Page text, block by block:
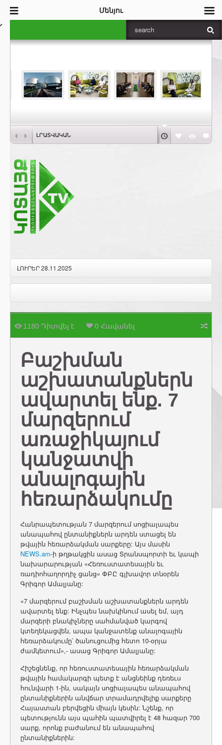
‹ › ԼՐԱՏՎԱԿԱՆ
ԼՈՒՐԵՐ 28.11.2025
1180 Դիտվել է 0 Հավանել
Բաշխման
աշխատանքներն
ավարտել ենք. 7
մարզերում
առաջիկայում
կանջատվի
անալոգային
հեռարձակումը
Հանրապետության 7 մարզերում սոցիալապես
անապահով ընտանիքներն արդեն ստացել են
թվային հեռարձակման սարքերը: Այս մասին
NEWS.am-ի թղթակցին ասաց Տրանսպորտի եւ կապի
նախարարության «Հեռուստատեսային եւ
ռադիոհաղորդիչ ցանց» ՓԲԸ գլխավոր տնօրեն
Գրիգոր Ամալյանը:
«7 մարզերում բաշխման աշխատանքներն արդեն
ավարտել ենք: Ինչպես նախկինում ասել եմ, այդ
մարզերի բնակիչները սահմանված կարգով
կտեղեկացվեն, ապա կանջատենք անալոգային
հեռարձակումը՝ ծանուցումից հետո 10-օրյա
ժամկետում»,- ասաց Գրիգոր Ամալյանը:
Հիշեցնենք, որ հեռուստատեսային հեռարձակման
թվային համակարգի պետք է անցնեինք դեռեւս
հունվարի 1-ին, սակայն սոցիալապես անապահով
ընտանիքներին անվճար տրամադրվելիք սարքերը
Հայաստան բերվեցին միայն կեսին: Նշենք, որ
պետությունն այս պահին պատվիրել է 48 հազար 700
սարք, որոնք բաժանում են անապահով
ընտանիքներին:
Մենյու